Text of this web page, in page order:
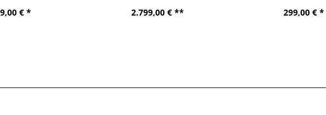
€ *
2.799,00 € **
299,00 € *